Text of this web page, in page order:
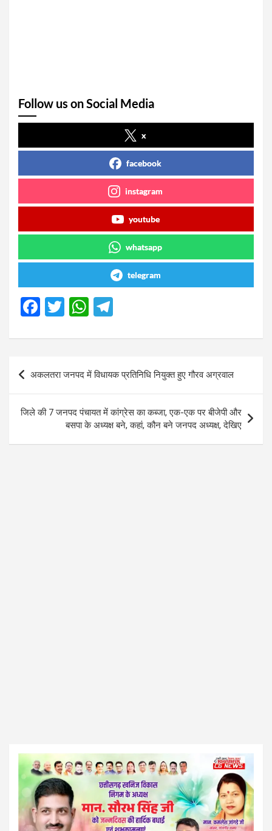
Follow us on Social Media
x
facebook
instagram
youtube
whatsapp
telegram
F
ce
o
o
k
T
tt
W
at
s
A
p
p
e
a
m
Post
navigation
अकलतरा जनपद में विधायक प्रतिनिधि नियुक्त हुए गौरव अग्रवाल
जिले की 7 जनपद पंचायत में कांग्रेस का कब्जा, एक-एक पर बीजेपी और
बसपा के अध्यक्ष बने, कहां, कौन बने जनपद अध्यक्ष, देखिए